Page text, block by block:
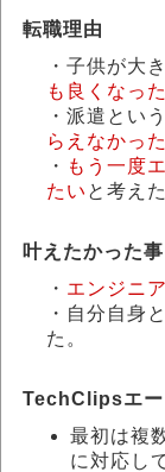
転職理由
・子供が大
も良くなった
・派遣とい
らえなかった
・ もう一度
たい と考えた
叶えたかった事
・ エンジニ
・自分自身
た。
TechClipsエー
最初は複
に対応し